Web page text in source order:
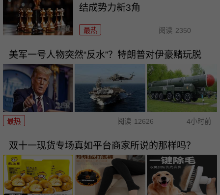
结成势力新3角
最热 阅读 2350
美军一号人物突然“反水”？特朗普对伊豪赌玩脱
最热 阅读 12626 4小时前
双十一现货专场真如平台商家所说的那样吗？